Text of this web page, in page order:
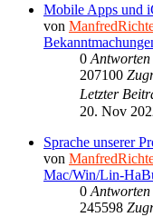
Mobile Apps und
von
0 Antworten
207100
Letzter
20. Nov
Sprache unserer
von
Mac/Win/Lin-
0 Antworten
245598